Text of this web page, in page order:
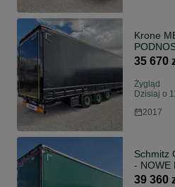
Krone
35 670
Żygląd
Dzisiaj o
2017
Schmitz
- NOWE
39 360